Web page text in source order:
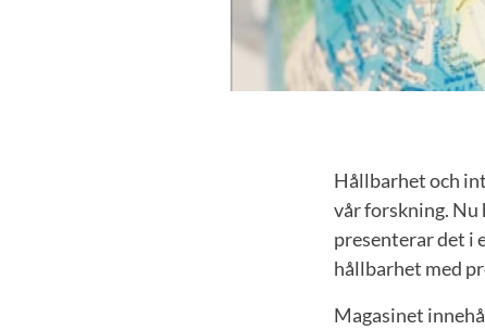
Hållbarhet och
vår forskning. Nu
presenterar det i
hållbarhet med
Magasinet